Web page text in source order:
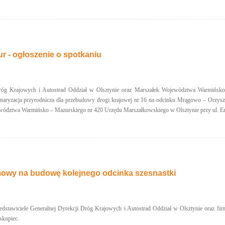
- ogłoszenie o spotkaniu
Krajowych i Autostrad Oddział w Olsztynie oraz Marszałek Województwa
przyrodnicza dla przebudowy drogi krajowej nr 16 na odcinku Mrągowo –
Warmińsko – Mazurskiego nr 420 Urzędu Marszałkowskiego w Olsztynie przy ul.
na budowę kolejnego odcinka szesnastki
Generalnej Dyrekcji Dróg Krajowych i Autostrad Oddział w Olsztynie oraz